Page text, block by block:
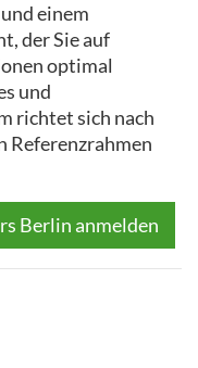
einem
der Sie auf
optimal
und
richtet sich nach
Referenzrahmen
Berlin anmelden